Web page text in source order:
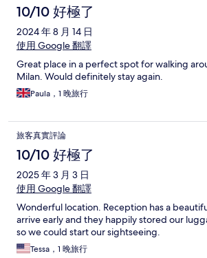
10/10 好極了
2024 年 8 月 14 日
使用 Google 翻譯
Great place in a perfect spot for walking
Milan. Would definitely stay again.
Paula，1 晚旅行
旅客真實評論
10/10 好極了
2025 年 3 月 3 日
使用 Google 翻譯
Wonderful location. Reception has a
arrive early and they happily stored our
so we could start our sightseeing.
Tessa，1 晚旅行